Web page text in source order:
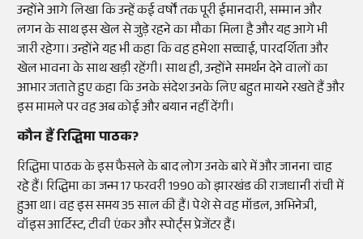
उन्होंने आगे लिखा कि उन्हें कई वर्षों तक पूरी ईमानदारी, सम्मान और
लगन के साथ इस खेल से जुड़े रहने का मौका मिला है और यह आगे भी
जारी रहेगा। उन्होंने यह भी कहा कि वह हमेशा सच्चाई, पारदर्शिता और
खेल भावना के साथ खड़ी रहेंगी। साथ ही, उन्होंने समर्थन देने वालों का
आभार जताते हुए कहा कि उनके संदेश उनके लिए बहुत मायने रखते हैं और
इस मामले पर वह अब कोई और बयान नहीं देंगी।
कौन हैं रिद्धिमा पाठक?
रिद्धिमा पाठक के इस फैसले के बाद लोग उनके बारे में और जानना चाह
रहे हैं। रिद्धिमा का जन्म 17 फरवरी 1990 को झारखंड की राजधानी रांची में
हुआ था। वह इस समय 35 साल की हैं। पेशे से वह मॉडल, अभिनेत्री,
वॉइस आर्टिस्ट, टीवी एंकर और स्पोर्ट्स प्रेजेंटर हैं।